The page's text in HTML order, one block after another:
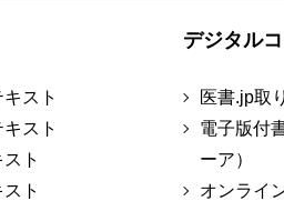
スト
スト
ト
ト
デジタル
医書.jp取
電子版付
ーア）
オンライ